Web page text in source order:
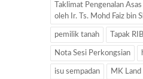
Taklimat Pengenalan
oleh Ir. Ts. Mohd Faiz bin
pemilik tanah Tapak RIBI
Nota Sesi Perkongsian
isu sempadan MK Land